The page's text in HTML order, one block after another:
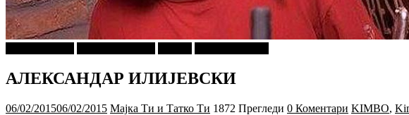
АЛЕКСАНДАР ИЛИЈЕВСКИ
06/02/201506/02/2015 Мајка Ти и Татко Ти 1872 Прегледи 0 Коментари KIMBO,